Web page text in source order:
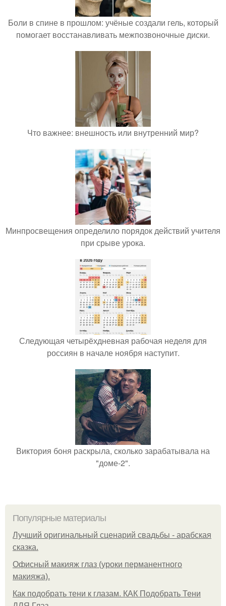
Боли в спине в прошлом: учёные создали гель, который
помогает восстанавливать межпозвоночные диски.
Что важнее: внешность или внутренний мир?
Минпросвещения определило порядок действий учителя
при срыве урока.
Следующая четырёхдневная рабочая неделя для
россиян в начале ноября наступит.
Виктория боня раскрыла, сколько зарабатывала на
"доме-2".
Популярные материалы
Лучший оригинальный сценарий свадьбы - арабская
сказка.
Офисный макияж глаз (уроки перманентного
макияжа).
Как подобрать тени к глазам. КАК Подобрать Тени